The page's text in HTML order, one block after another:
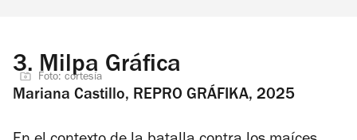
3. Milpa Gráfica
Foto: cortesía
Mariana Castillo, REPRO GRÁFIKA, 2025